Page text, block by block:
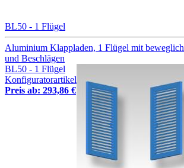
BL50 - 1 Flügel
Aluminium Klappladen, 1 Flügel mit
und Beschlägen
BL50 - 1 Flügel
Konfiguratorartikel
Preis ab: 293,86 €